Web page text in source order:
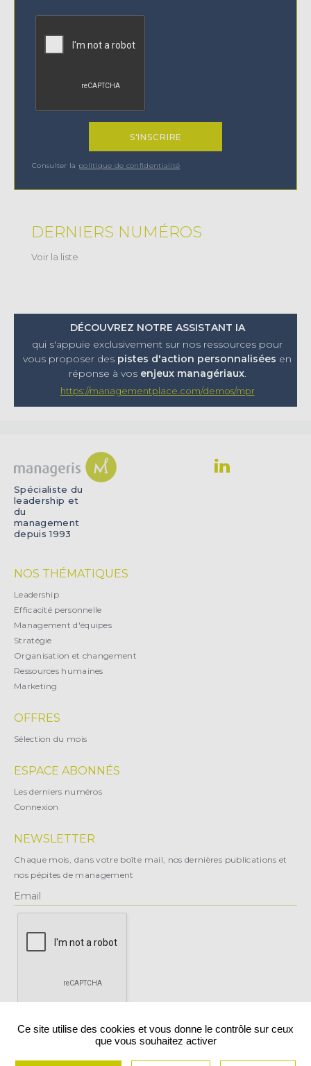
Consulter la politique de confidentialité
DERNIERS NUMÉROS
Voir la liste
DÉCOUVREZ NOTRE ASSISTANT IA
qui s'appuie exclusivement sur nos ressources pour
vous proposer des pistes d'action personnalisées en
réponse à vos enjeux managériaux.
https://managementplace.com/demos/mpr
Spécialiste du
leadership et
du
management
depuis 1993
NOS THÉMATIQUES
Leadership
Efficacité personnelle
Management d'équipes
Stratégie
Organisation et changement
Ressources humaines
Marketing
OFFRES
Sélection du mois
ESPACE ABONNÉS
Les derniers numéros
Connexion
NEWSLETTER
Chaque mois, dans votre boîte mail, nos dernières publications et
nos pépites de management
Ce site utilise des cookies et vous donne le contrôle sur ceux
que vous souhaitez activer